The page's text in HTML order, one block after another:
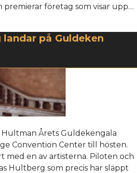
premierar företag som visar upp…
på Guldeken
Årets Guldekengala
Convention Center till hösten.
med en av artisterna. Piloten och
Hultberg som precis har släppt